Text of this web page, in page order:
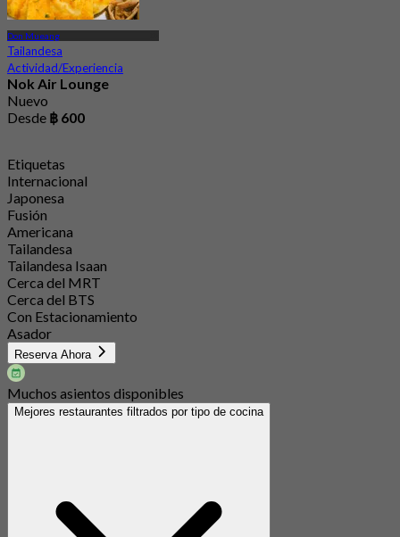
Don Mueang
Tailandesa
Actividad/Experiencia
Nok Air Lounge
Nuevo
Desde ฿ 600
Etiquetas
Internacional
Japonesa
Fusión
Americana
Tailandesa
Tailandesa Isaan
Cerca del MRT
Cerca del BTS
Con Estacionamiento
Asador
Reserva Ahora
Muchos asientos disponibles
Mejores restaurantes filtrados por tipo de cocina